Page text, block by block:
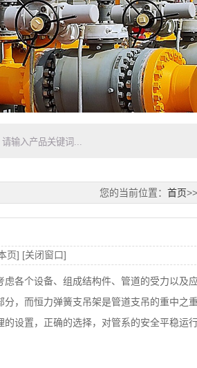
您的当前位置： 首页
页] [关闭窗口]
各个设备、组成结构件、管道的受力以及
，而恒力弹簧支吊架是管道支吊的重中之
设置，正确的选择，对管系的安全平稳运